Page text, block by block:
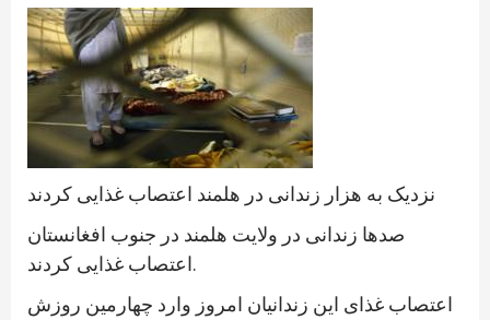
نزدیک به هزار زندانی در هلمند اعتصاب غذایی کردند
صدها زندانی در ولایت هلمند در جنوب افغانستان
اعتصاب غذایی کردند.
اعتصاب غذای این زندانیان امروز وارد چهارمین روزش